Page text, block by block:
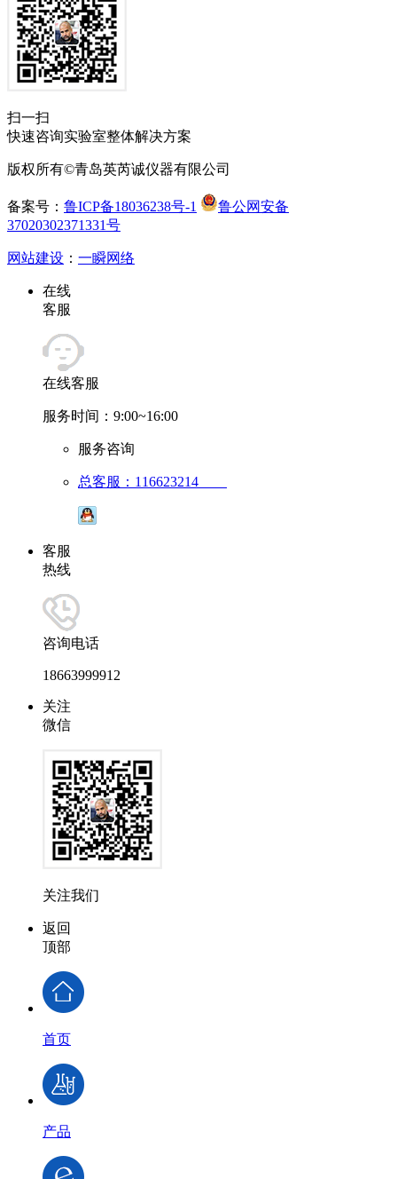
扫一扫
快速咨询实验室整体解决方案
版权所有©青岛英芮诚仪器有限公司
备案号： 鲁ICP备18036238号-1
鲁公网安备
37020302371331号
网站建设 ： 一瞬网络
在线
客服
在线客服
服务时间：9:00~16:00
服务咨询
总客服：116623214
客服
热线
咨询电话
18663999912
关注
微信
关注我们
返回
顶部
首页
产品